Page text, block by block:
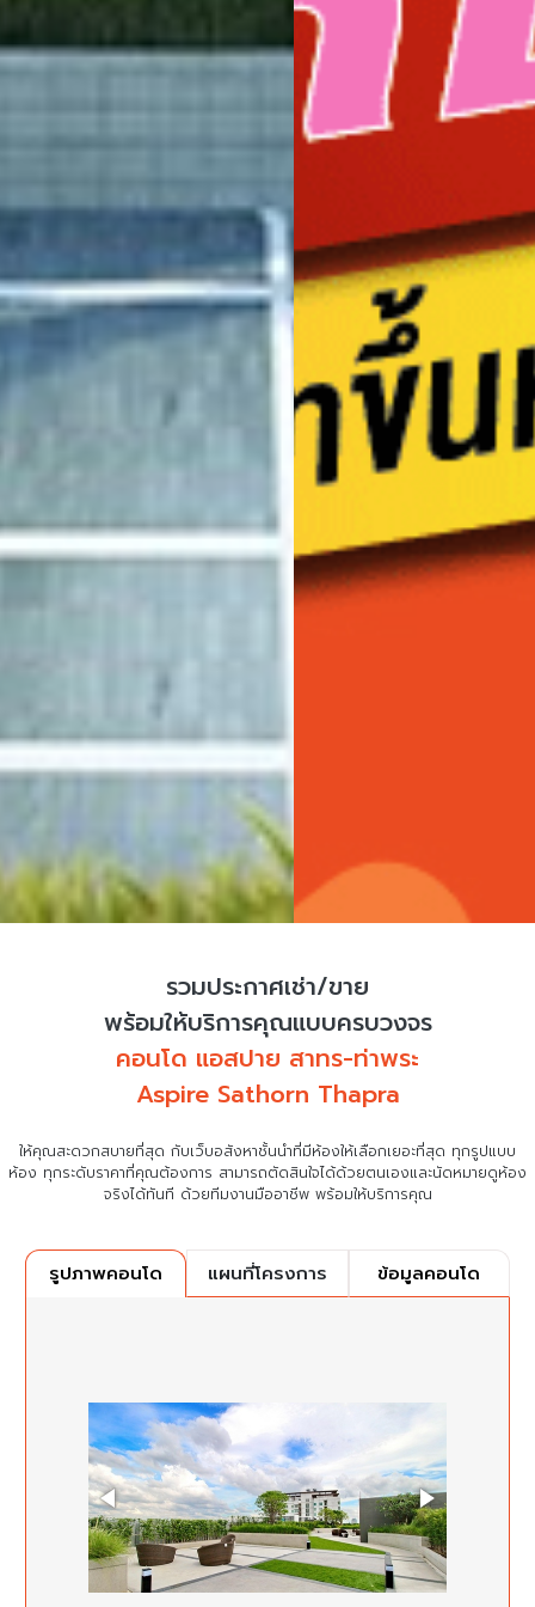
รวมประกาศเช่า/ขาย
พร้อมให้บริการคุณแบบครบวงจร
คอนโด แอสปาย สาทร-ท่าพระ
Aspire Sathorn Thapra
ให้คุณสะดวกสบายที่สุด กับเว็บอสังหาชั้นนำที่มีห้องให้เลือกเยอะที่สุด ทุกรูปแบบ
ห้อง ทุกระดับราคาที่คุณต้องการ สามารถตัดสินใจได้ด้วยตนเองและนัดหมายดูห้อง
จริงได้ทันที ด้วยทีมงานมืออาชีพ พร้อมให้บริการคุณ
รูปภาพคอนโด แผนที่โครงการ ข้อมูลคอนโด